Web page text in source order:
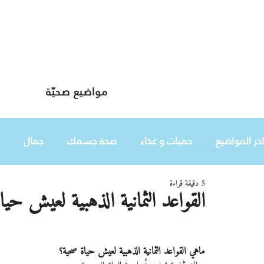
مواضيع صحيّة
اخر المواضيع حميات و غذاء صحة جسمك جمال
هي
القواعد الثمانية الذهبية لعيش
5 دقيقة قراءة
ماهي القواعد الثمانية الذهبية لعيش حياة صحية؟